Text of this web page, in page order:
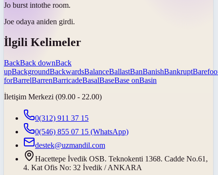
Jo burst intothe room.
Joe odaya aniden girdi.
İlgili Kelimeler
BackBack downBack
upBackgroundBackwardsBalanceBallastBanBanishBankrupt
forBarrelBarrenBarricadeBasalBaseBase onBasin
İletişim Merkezi (09.00 - 22.00)
0(312) 911 37 15
0(546) 855 07 15 (WhatsApp)
destek@uzmandil.com
Hacettepe İvedik OSB. Teknokenti 1368. Cadde No.61,
4. Kat Ofis No: 32 İvedik / ANKARA